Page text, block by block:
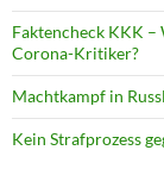
Faktencheck KKK –
Corona-Kritiker?
Machtkampf in
Kein Strafprozess